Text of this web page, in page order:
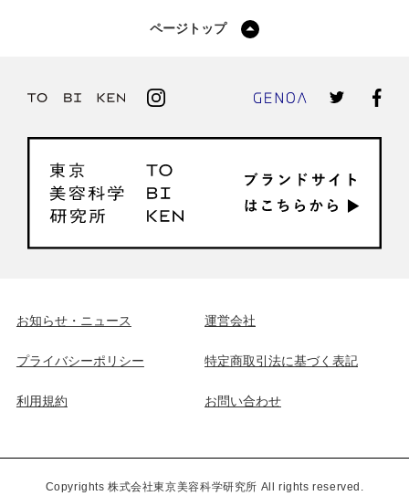
ページトップ
お知らせ・ニュース 運営会社
プライバシーポリシー 特定商取引法に基づく表記
利用規約 お問い合わせ
Copyrights 株式会社東京美容科学研究所 All rights reserved.